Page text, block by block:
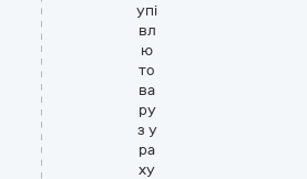
упі
вл
ю
то
ва
ру
з у
ра
ху